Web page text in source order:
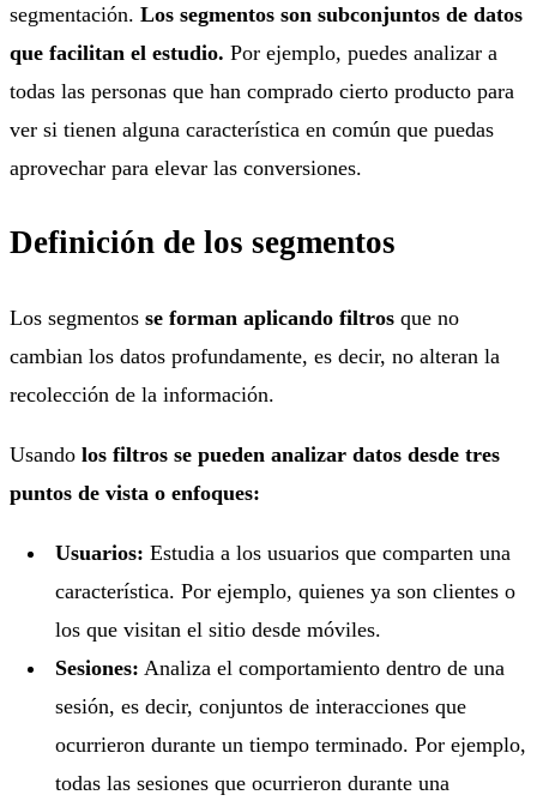
segmentación. Los segmentos son subconjuntos de datos
que facilitan el estudio. Por ejemplo, puedes analizar a
todas las personas que han comprado cierto producto para
ver si tienen alguna característica en común que puedas
aprovechar para elevar las conversiones.
Definición de los segmentos
Los segmentos se forman aplicando filtros que no
cambian los datos profundamente, es decir, no alteran la
recolección de la información.
Usando los filtros se pueden analizar datos desde tres
puntos de vista o enfoques:
Usuarios: Estudia a los usuarios que comparten una
característica. Por ejemplo, quienes ya son clientes o
los que visitan el sitio desde móviles.
Sesiones: Analiza el comportamiento dentro de una
sesión, es decir, conjuntos de interacciones que
ocurrieron durante un tiempo terminado. Por ejemplo,
todas las sesiones que ocurrieron durante una